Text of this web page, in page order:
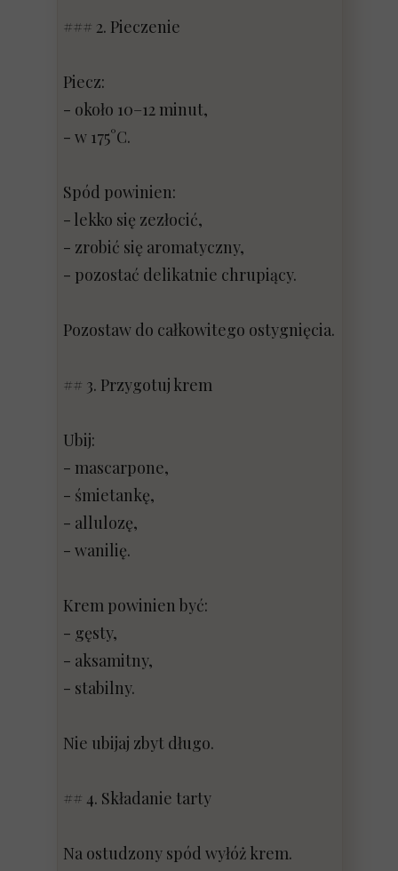
### 2. Pieczenie
Piecz:
- około 10–12 minut,
- w 175°C.
Spód powinien:
- lekko się zezłocić,
- zrobić się aromatyczny,
- pozostać delikatnie chrupiący.
Pozostaw do całkowitego ostygnięcia.
## 3. Przygotuj krem
Ubij:
- mascarpone,
- śmietankę,
- allulozę,
- wanilię.
Krem powinien być:
- gęsty,
- aksamitny,
- stabilny.
Nie ubijaj zbyt długo.
## 4. Składanie tarty
Na ostudzony spód wyłóż krem.